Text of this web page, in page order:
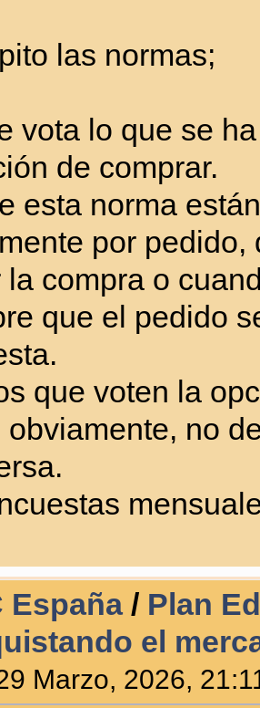
las normas;
vota lo que se
de comprar.
esta norma
por
la compra o
que el pedido
que voten la
obviamente, no
España/ Plan
el
Marzo, 2026,